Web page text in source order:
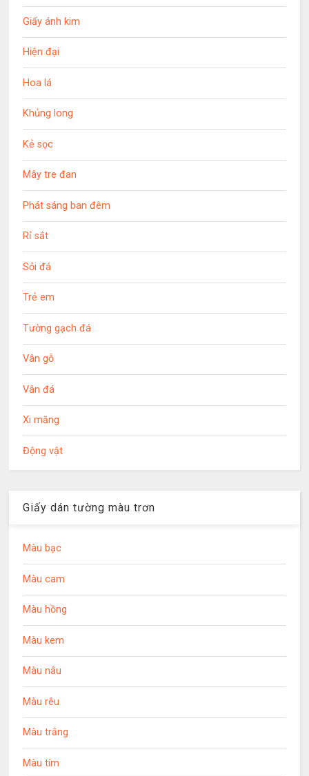
Giấy ánh kim
Hiện đại
Hoa lá
Khủng long
Kẻ sọc
Mây tre đan
Phát sáng ban đêm
Rỉ sắt
Sỏi đá
Trẻ em
Tường gạch đá
Vân gỗ
Vân đá
Xi măng
Động vật
Giấy dán tường màu trơn
Màu bạc
Màu cam
Màu hồng
Màu kem
Màu nâu
Màu rêu
Màu trắng
Màu tím